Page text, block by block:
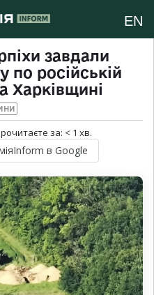
EN
завдали
по російській
Харківщині
за: < 1 хв.
в Google